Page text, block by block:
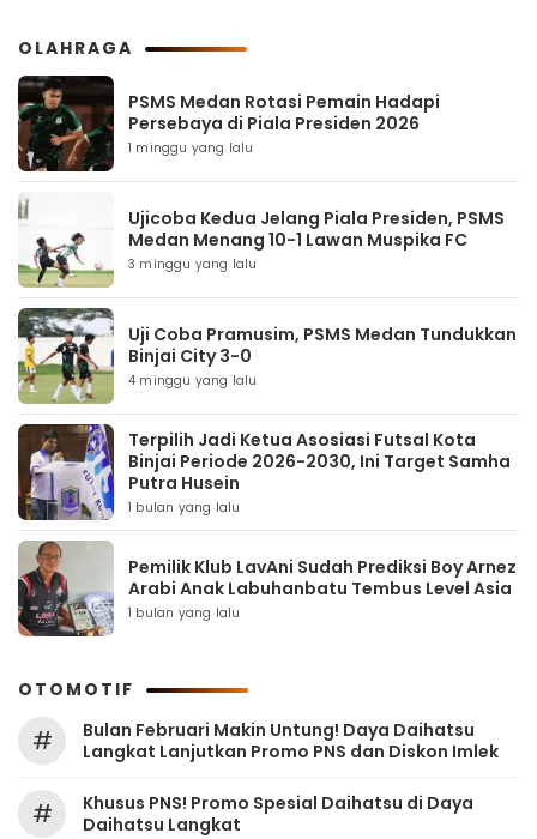
OLAHRAGA
PSMS Medan Rotasi Pemain Hadapi
Persebaya di Piala Presiden 2026
1 minggu yang lalu
Ujicoba Kedua Jelang Piala Presiden, PSMS
Medan Menang 10-1 Lawan Muspika FC
3 minggu yang lalu
Uji Coba Pramusim, PSMS Medan Tundukkan
Binjai City 3-0
4 minggu yang lalu
Terpilih Jadi Ketua Asosiasi Futsal Kota
Binjai Periode 2026-2030, Ini Target Samha
Putra Husein
1 bulan yang lalu
Pemilik Klub LavAni Sudah Prediksi Boy Arnez
Arabi Anak Labuhanbatu Tembus Level Asia
1 bulan yang lalu
OTOMOTIF
#
Bulan Februari Makin Untung! Daya Daihatsu
Langkat Lanjutkan Promo PNS dan Diskon Imlek
#
Khusus PNS! Promo Spesial Daihatsu di Daya
Daihatsu Langkat